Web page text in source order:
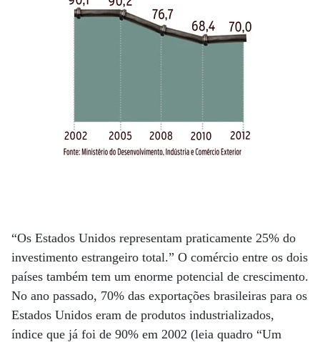
“Os Estados Unidos representam praticamente 25% do
investimento estrangeiro total.” O comércio entre os dois
países também tem um enorme potencial de crescimento.
No ano passado, 70% das exportações brasileiras para os
Estados Unidos eram de produtos industrializados,
índice que já foi de 90% em 2002 (leia quadro “Um